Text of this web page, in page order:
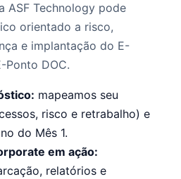
ASF Technology pode
orientado a risco,
e implantação do E-
Ponto DOC.
mapeamos seu
risco e retrabalho) e
do Mês 1.
em ação:
relatórios e